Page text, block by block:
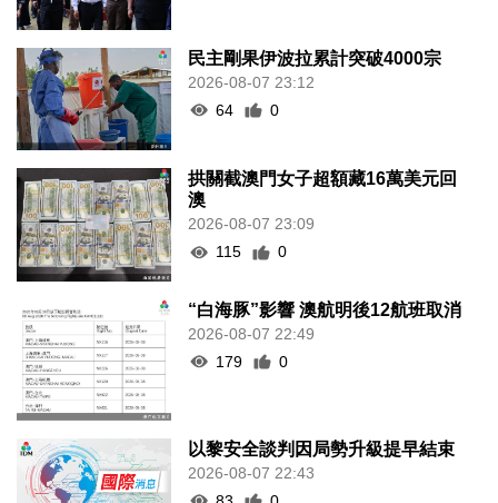
民主剛果伊波拉累計突破4000宗
2026-08-07 23:12
64
0
拱關截澳門女子超額藏16萬美元回
澳
2026-08-07 23:09
115
0
“白海豚”影響 澳航明後12航班取消
2026-08-07 22:49
179
0
以黎安全談判因局勢升級提早結束
2026-08-07 22:43